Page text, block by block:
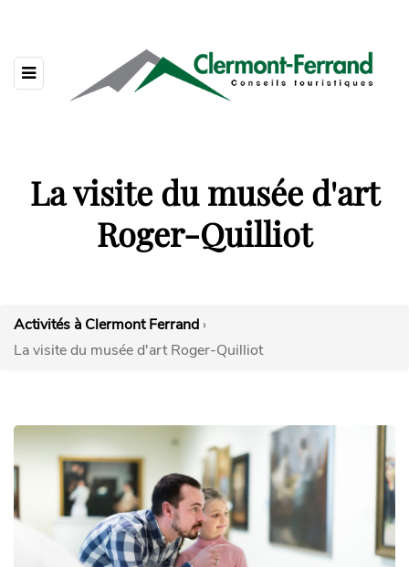
La visite du musée d'art
Roger-Quilliot
Activités à Clermont Ferrand ›
La visite du musée d'art Roger-Quilliot